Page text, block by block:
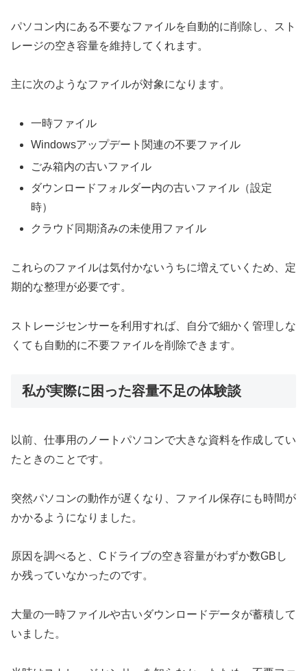
パソコン内にある不要なファイルを自動的に削除し、スト
レージの空き容量を維持してくれます。
主に次のようなファイルが対象になります。
一時ファイル
Windowsアップデート関連の不要ファイル
ごみ箱内の古いファイル
ダウンロードフォルダー内の古いファイル（設定
時）
クラウド同期済みの未使用ファイル
これらのファイルは気付かないうちに増えていくため、定
期的な整理が必要です。
ストレージセンサーを利用すれば、自分で細かく管理しな
くても自動的に不要ファイルを削除できます。
私が実際に困った容量不足の体験談
以前、仕事用のノートパソコンで大きな資料を作成してい
たときのことです。
突然パソコンの動作が遅くなり、ファイル保存にも時間が
かかるようになりました。
原因を調べると、Cドライブの空き容量がわずか数GBし
か残っていなかったのです。
大量の一時ファイルや古いダウンロードデータが蓄積して
いました。